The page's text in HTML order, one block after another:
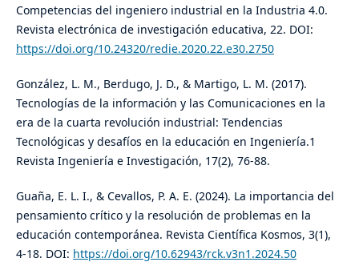
Competencias del ingeniero industrial en la Industria 4.0.
Revista electrónica de investigación educativa, 22. DOI:
https://doi.org/10.24320/redie.2020.22.e30.2750
González, L. M., Berdugo, J. D., & Martigo, L. M. (2017).
Tecnologías de la información y las Comunicaciones en la
era de la cuarta revolución industrial: Tendencias
Tecnológicas y desafíos en la educación en Ingeniería.1
Revista Ingeniería e Investigación, 17(2), 76-88.
Guaña, E. L. I., & Cevallos, P. A. E. (2024). La importancia del
pensamiento crítico y la resolución de problemas en la
educación contemporánea. Revista Científica Kosmos, 3(1),
4-18. DOI: https://doi.org/10.62943/rck.v3n1.2024.50